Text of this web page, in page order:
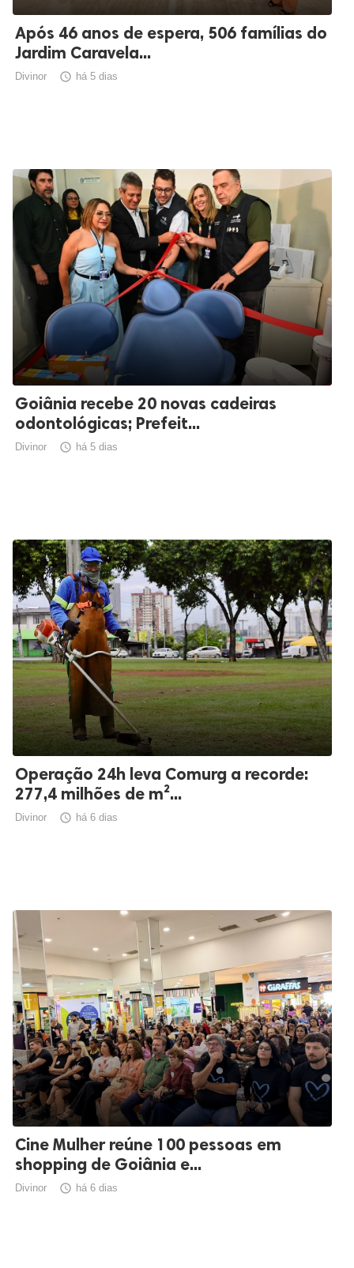
Após 46 anos de espera, 506 famílias do
Jardim Caravela...
Divinor  há 5 dias
Goiânia recebe 20 novas cadeiras
odontológicas; Prefeit...
Divinor  há 5 dias
Operação 24h leva Comurg a recorde:
277,4 milhões de m²...
Divinor  há 6 dias
Cine Mulher reúne 100 pessoas em
shopping de Goiânia e...
Divinor  há 6 dias